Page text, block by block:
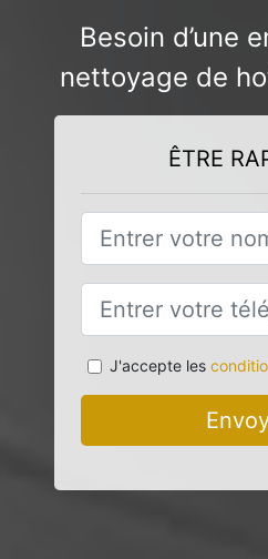
Besoin d’une
nettoyage de
ÊTRE
J'accepte les